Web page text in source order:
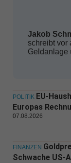
Jakob
schreibt vor
Geldanlage
POLITIK EU-
Europas
07.08.2026
FINANZEN
Schwache